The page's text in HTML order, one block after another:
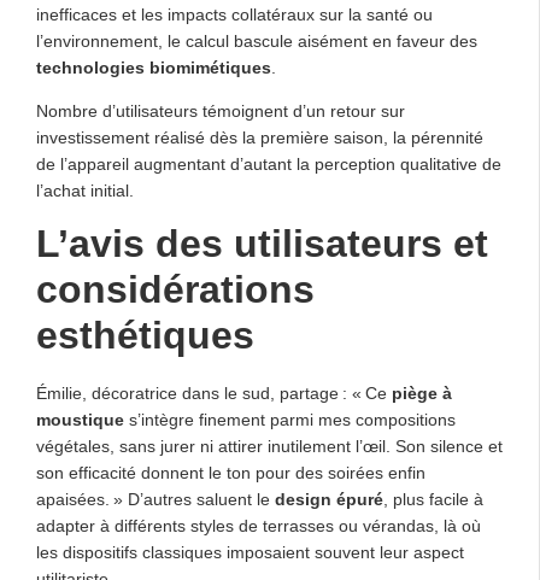
inefficaces et les impacts collatéraux sur la santé ou
l’environnement, le calcul bascule aisément en faveur des
technologies biomimétiques
Nombre d’utilisateurs témoignent d’un retour sur
investissement réalisé dès la première saison, la pérennité
de l’appareil augmentant d’autant la perception qualitative de
l’achat initial.
L’avis des utilisateurs et
considérations
esthétiques
Émilie, décoratrice dans le sud, partage : « Ce piège à
moustique s’intègre finement parmi mes compositions
végétales, sans jurer ni attirer inutilement l’œil. Son silence et
son efficacité donnent le ton pour des soirées enfin
apaisées. » D’autres saluent le design épuré , plus facile à
adapter à différents styles de terrasses ou vérandas, là où
les dispositifs classiques imposaient souvent leur aspect